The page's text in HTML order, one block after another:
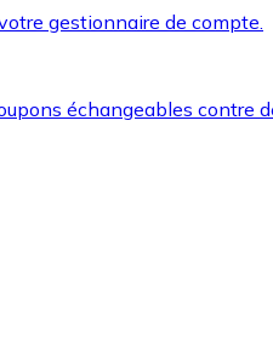
gestionnaire de compte.
échangeables contre